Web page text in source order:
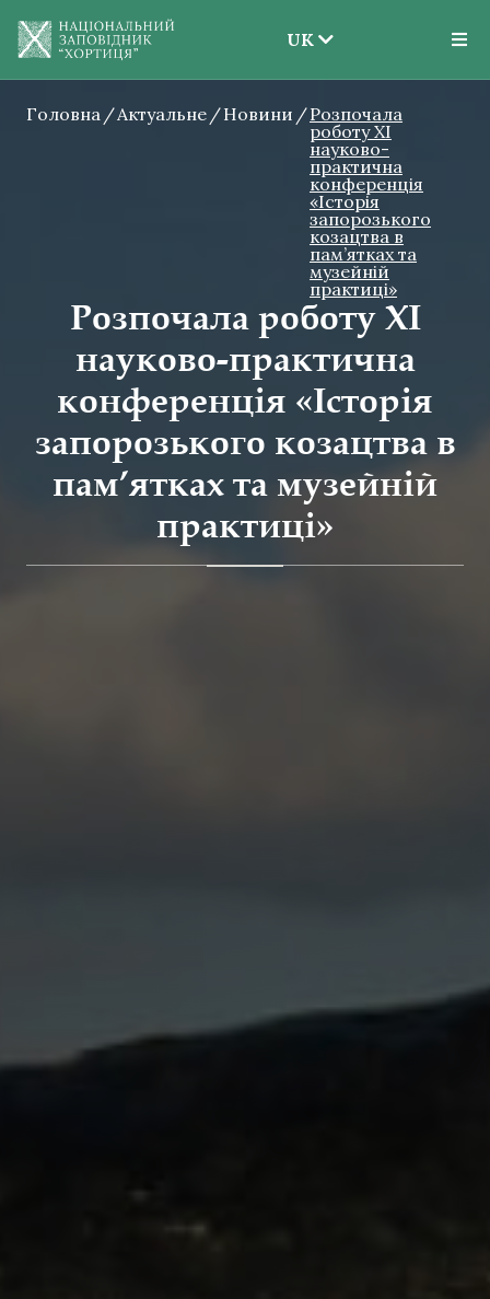
UK
EN
UK
Головна Актуальне Новини
Розпочала
роботу ХІ
науково-
практична
конференція
«Історія
запорозького
козацтва в
пам’ятках та
музейній
практиці»
Розпочала роботу ХІ
науково-практична
конференція «Історія
запорозького козацтва в
пам’ятках та музейній
практиці»